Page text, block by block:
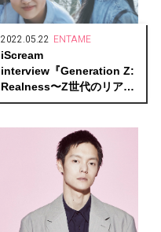
2022.05.22 ENTAME
iScream
interview『Generation Z:
Realness〜Z世代のリア
ル〜』